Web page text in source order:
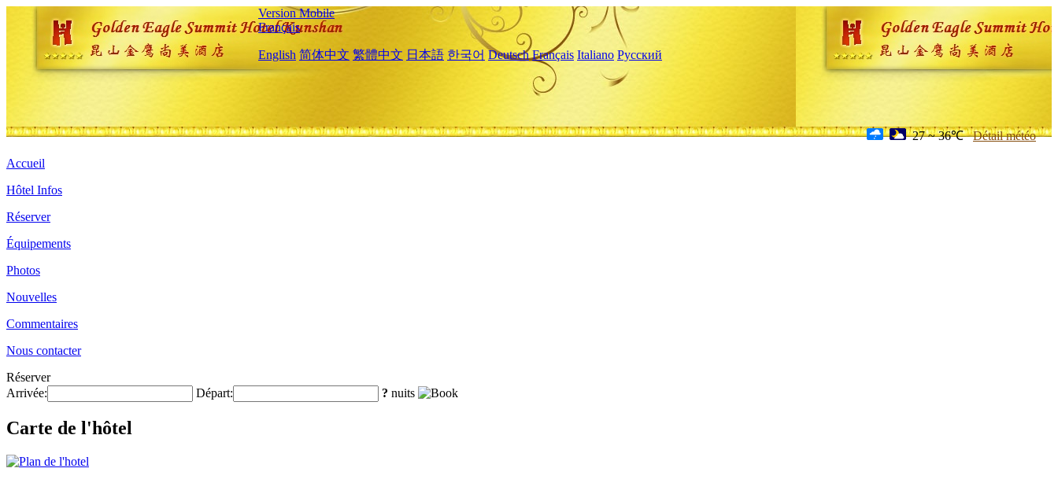
Version Mobile
Français
English 简体中文 繁體中文 日本語 한국어 Deutsch Français Italiano Русский
27 ~ 36℃ Détail météo
Accueil
Hôtel Infos
Réserver
Équipements
Photos
Nouvelles
Commentaires
Nous contacter
Réserver
Arrivée:
Départ: ? nuits
Carte de l'hôtel